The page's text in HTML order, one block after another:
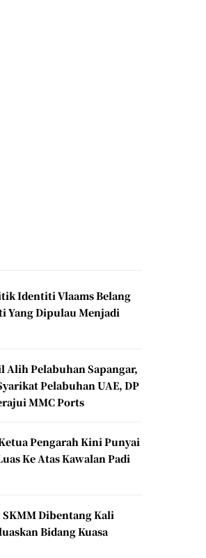
Identiti Vlaams Belang
Yang Dipulau Menjadi
Alih Pelabuhan Sapangar,
Pelabuhan UAE, DP
MMC Ports
Pengarah Kini Punyai
Ke Atas Kawalan Padi
SKMM Dibentang Kali
Bidang Kuasa